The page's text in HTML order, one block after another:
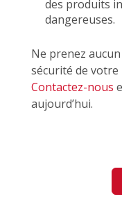
des produits
dangereuses.
Ne prenez
sécurité de
Contactez-nous
aujourd’hui.